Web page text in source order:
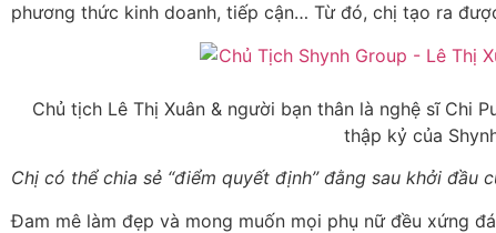
phương thức kinh doanh, tiếp cận… Từ đó, chị tạo ra
Chủ tịch Lê Thị Xuân & người bạn thân là nghệ sĩ Chi
thập kỷ của
Chị có thể chia sẻ “điểm quyết định” đằng sau khởi đầu
Đam mê làm đẹp và mong muốn mọi phụ nữ đều xứng